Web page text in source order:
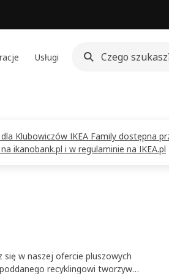
Usługi
Klubowiczów IKEA Family dostępna
ikanobank.pl i w regulaminie na IKEA.pl
się w naszej ofercie pluszowych
recyklingowi tworzywa